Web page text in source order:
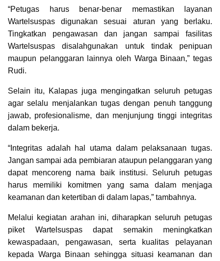
“Petugas harus benar-benar memastikan layanan
Wartelsuspas digunakan sesuai aturan yang berlaku.
Tingkatkan pengawasan dan jangan sampai fasilitas
Wartelsuspas disalahgunakan untuk tindak penipuan
maupun pelanggaran lainnya oleh Warga Binaan,” tegas
Rudi.
Selain itu, Kalapas juga mengingatkan seluruh petugas
agar selalu menjalankan tugas dengan penuh tanggung
jawab, profesionalisme, dan menjunjung tinggi integritas
dalam bekerja.
“Integritas adalah hal utama dalam pelaksanaan tugas.
Jangan sampai ada pembiaran ataupun pelanggaran yang
dapat mencoreng nama baik institusi. Seluruh petugas
harus memiliki komitmen yang sama dalam menjaga
keamanan dan ketertiban di dalam lapas,” tambahnya.
Melalui kegiatan arahan ini, diharapkan seluruh petugas
piket Wartelsuspas dapat semakin meningkatkan
kewaspadaan, pengawasan, serta kualitas pelayanan
kepada Warga Binaan sehingga situasi keamanan dan